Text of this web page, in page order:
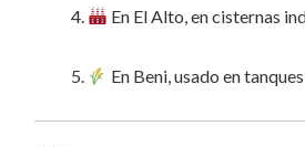
En El Alto, en cisternas
En Beni, usado en